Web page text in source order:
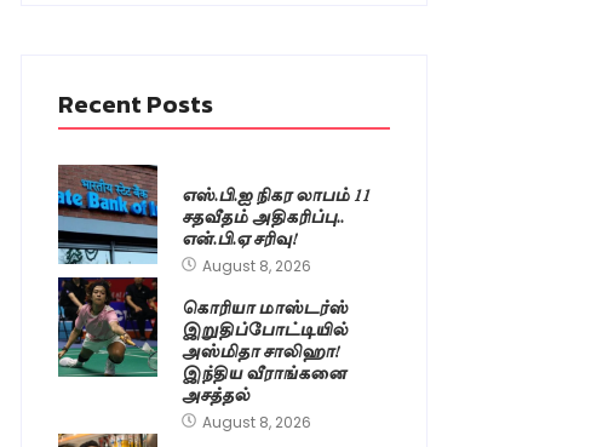
Recent Posts
எஸ்.பி.ஐ நிகர லாபம் 11
சதவீதம் அதிகரிப்பு..
என்.பி.ஏ சரிவு!
August 8, 2026
கொரியா மாஸ்டர்ஸ்
இறுதிப்போட்டியில்
அஸ்மிதா சாலிஹா!
இந்திய வீராங்கனை
அசத்தல்
August 8, 2026